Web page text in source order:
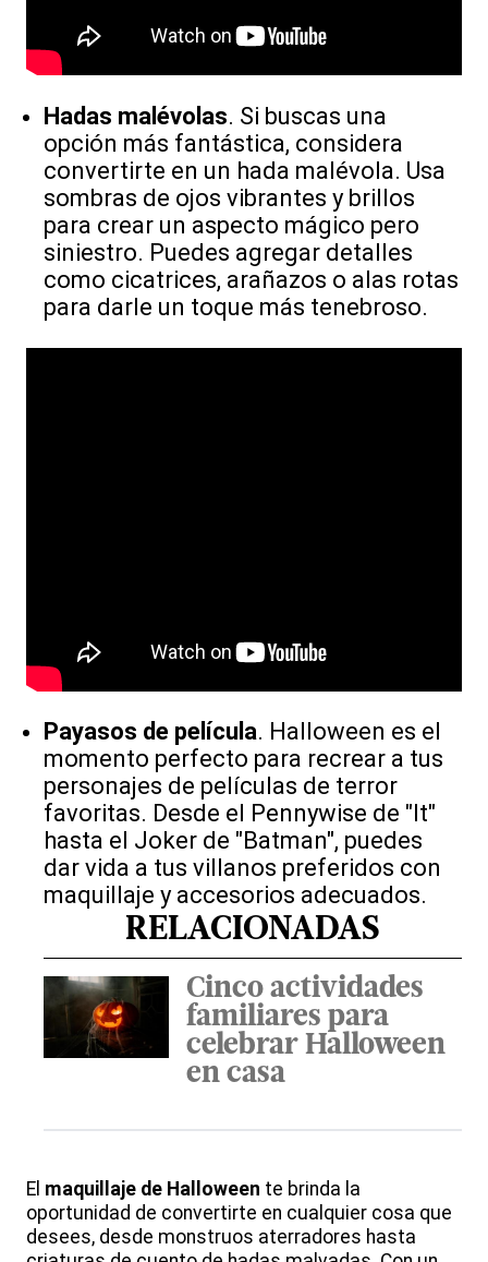
Hadas malévolas. Si buscas una
opción más fantástica, considera
convertirte en un hada malévola. Usa
sombras de ojos vibrantes y brillos
para crear un aspecto mágico pero
siniestro. Puedes agregar detalles
como cicatrices, arañazos o alas rotas
para darle un toque más tenebroso.
Payasos de película. Halloween es el
momento perfecto para recrear a tus
personajes de películas de terror
favoritas. Desde el Pennywise de "It"
hasta el Joker de "Batman", puedes
dar vida a tus villanos preferidos con
maquillaje y accesorios adecuados.
RELACIONADAS
Cinco actividades
familiares para
celebrar Halloween
en casa
El maquillaje de Halloween te brinda la
oportunidad de convertirte en cualquier cosa que
desees, desde monstruos aterradores hasta